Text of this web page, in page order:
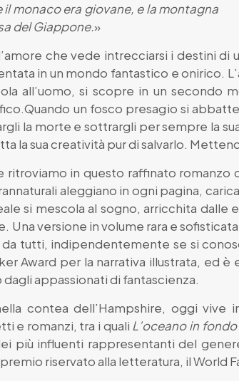
monaco era giovane, e la montagna
del Giappone.»
che vede intrecciarsi i destini di
in un mondo fantastico e onirico.
all’uomo, si scopre in un secondo
un fosco presagio si
la morte e sottrargli per sempre la
la sua creatività pur di salvarlo.
ritroviamo in questo raffinato
aleggiano in ogni pagina,
si mescola al sogno, arricchita dalle
Una versione in volume rara e
tutti, indipendentemente se si
Award per la narrativa illustrata, ed
appassionati di fantascienza.
contea dell’Hampshire, oggi vive
e romanzi, tra i quali L’oceano in
più influenti rappresentanti del
riservato alla letteratura, il World